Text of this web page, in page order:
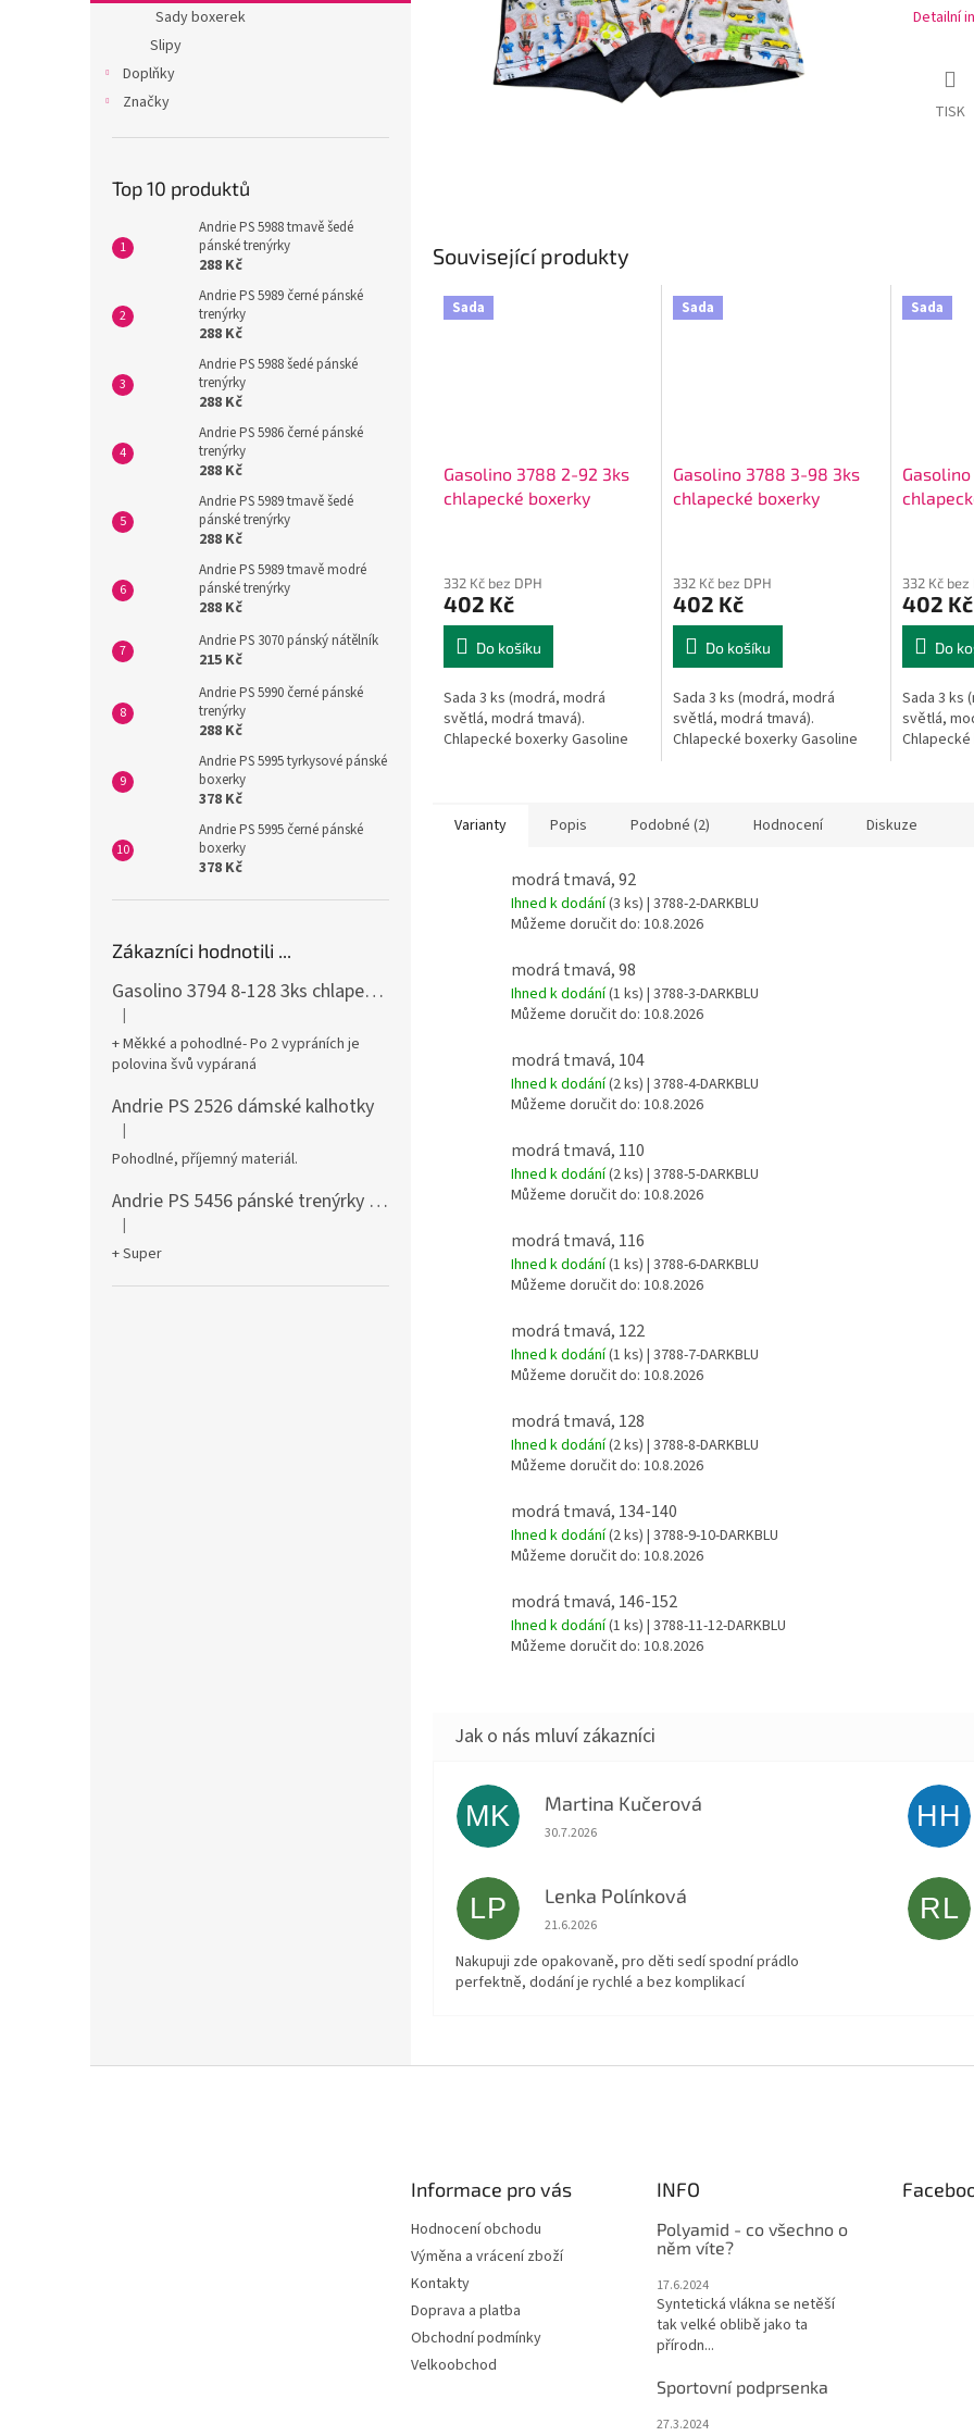
n
Sady boxerek
Slipy
Doplňky
Značky
Top 10 produktů
Andrie PS 5988 tmavě šedé
pánské trenýrky
288 Kč
Andrie PS 5989 černé pánské
trenýrky
288 Kč
Andrie PS 5988 šedé pánské
trenýrky
288 Kč
Andrie PS 5986 černé pánské
trenýrky
288 Kč
Andrie PS 5989 tmavě šedé
pánské trenýrky
288 Kč
Andrie PS 5989 tmavě modré
pánské trenýrky
288 Kč
Andrie PS 3070 pánský nátělník
215 Kč
Andrie PS 5990 černé pánské
trenýrky
288 Kč
Andrie PS 5995 tyrkysové pánské
boxerky
378 Kč
Andrie PS 5995 černé pánské
boxerky
378 Kč
Zákazníci hodnotili ...
Gasolino 3794 8-128 3ks chlapecké boxerky
Hodnocení produktu je 3 z 5 hvězdiček.
|
+ Měkké a pohodlné- Po 2 vypráních je
polovina švů vypáraná
Andrie PS 2526 dámské kalhotky
Hodnocení produktu je 5 z 5 hvězdiček.
|
Pohodlné, příjemný materiál.
Andrie PS 5456 pánské trenýrky černé
Hodnocení produktu je 5 z 5 hvězdiček.
|
+ Super
Detailní
TISK
Související produkty
Sada
Gasolino 3788 2-92 3ks
chlapecké boxerky
332 Kč bez DPH
402 Kč
Do košíku
Sada 3 ks (modrá, modrá
světlá, modrá tmavá).
Chlapecké boxerky Gasoline
Sada
Gasolino 3788 3-98 3ks
chlapecké boxerky
332 Kč bez DPH
402 Kč
Do košíku
Sada 3 ks (modrá, modrá
světlá, modrá tmavá).
Chlapecké boxerky Gasoline
Sada
332 Kč bez
402 Kč
Do
Sada 3 ks
světlá,
Varianty Popis Podobné (2) Hodnocení Diskuze
modrá tmavá, 92
Ihned k dodání(3 ks) | 3788-2-DARKBLU
Můžeme doručit do: 10.8.2026
modrá tmavá, 98
Ihned k dodání(1 ks) | 3788-3-DARKBLU
Můžeme doručit do: 10.8.2026
modrá tmavá, 104
Ihned k dodání(2 ks) | 3788-4-DARKBLU
Můžeme doručit do: 10.8.2026
modrá tmavá, 110
Ihned k dodání(2 ks) | 3788-5-DARKBLU
Můžeme doručit do: 10.8.2026
modrá tmavá, 116
Ihned k dodání(1 ks) | 3788-6-DARKBLU
Můžeme doručit do: 10.8.2026
modrá tmavá, 122
Ihned k dodání(1 ks) | 3788-7-DARKBLU
Můžeme doručit do: 10.8.2026
modrá tmavá, 128
Ihned k dodání(2 ks) | 3788-8-DARKBLU
Můžeme doručit do: 10.8.2026
modrá tmavá, 134-140
Ihned k dodání(2 ks) | 3788-9-10-DARKBLU
Můžeme doručit do: 10.8.2026
modrá tmavá, 146-152
Ihned k dodání(1 ks) | 3788-11-12-DARKBLU
Můžeme doručit do: 10.8.2026
MK Martina Kučerová
Hodnocení obchodu je 5 z 5 hvězdiček.
30.7.2026
HH
LP Lenka Polínková
Hodnocení obchodu je 5 z 5 hvězdiček.
21.6.2026
Nakupuji zde opakovaně, pro děti sedí spodní prádlo
perfektně, dodání je rychlé a bez komplikací
RL
Informace pro vás
Hodnocení obchodu
Výměna a vrácení zboží
Kontakty
Doprava a platba
Obchodní podmínky
Velkoobchod
INFO
Polyamid - co všechno o
něm víte?
17.6.2024
Syntetická vlákna se netěší
tak velké oblibě jako ta
přírodn...
Sportovní podprsenka
27.3.2024